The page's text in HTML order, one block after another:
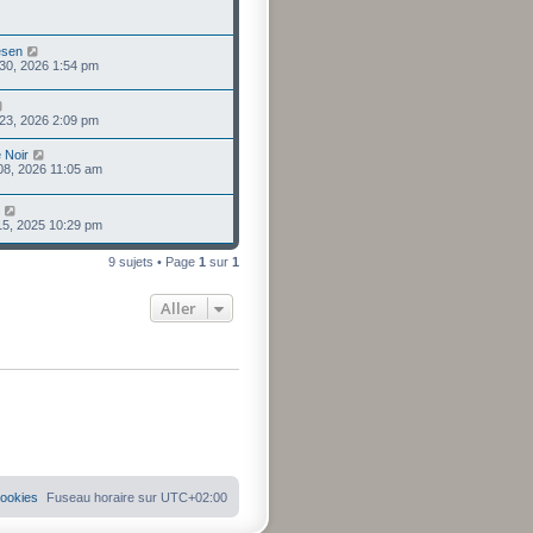
2026 1:54 pm
2026 2:09 pm
Noir
2026 11:05 am
2025 10:29 pm
9 sujets • Page 1 sur 1
Aller
Fuseau horaire sur UTC+02:00